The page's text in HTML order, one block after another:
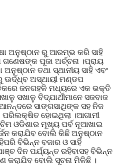
ଅନୁଷ୍ଠାନ ରୁ ଆରମ୍ଭ କରି ସାହି
ପୂଜା ଅର୍ଚ୍ଚନା ।ପ୍ରାୟ
ତଥା ସ୍ଥାନୀୟ ସାହି ଏବଂ
ଅସ୍ଥାୟୀ ମଣ୍ଡପ
ଜନଗହଳି ମଧ୍ୟରେ ଏକ ଭକ୍ତି
ସଖାଳୁ ବିଦ୍ଯାର୍ଥୀମାନେ ସଜବାଜ
ସାଙ୍ଗସାଥିଙ୍କ ସହ ନିଜ
ପରିଲକ୍ଷିତ ହୋଇଥିଲା ।ଆଗାମୀ
ଓଡିଶାର ମୂଖ୍ୟ ପର୍ବ ନୂଆଖାଇ
କରାଯିବ ବୋଲି କିଛି ଅନୁଷ୍ଠାନ
ବିଭିନ୍ନ ବଜାର ଓ ସାହି
ଦିନ ପର୍ଯ୍ୟନ୍ତ ରହିବାସହ ବିଭିନ୍ନ
କରାଯିବ ବୋଲି ସୂଚନା ମିଳିଛି ।